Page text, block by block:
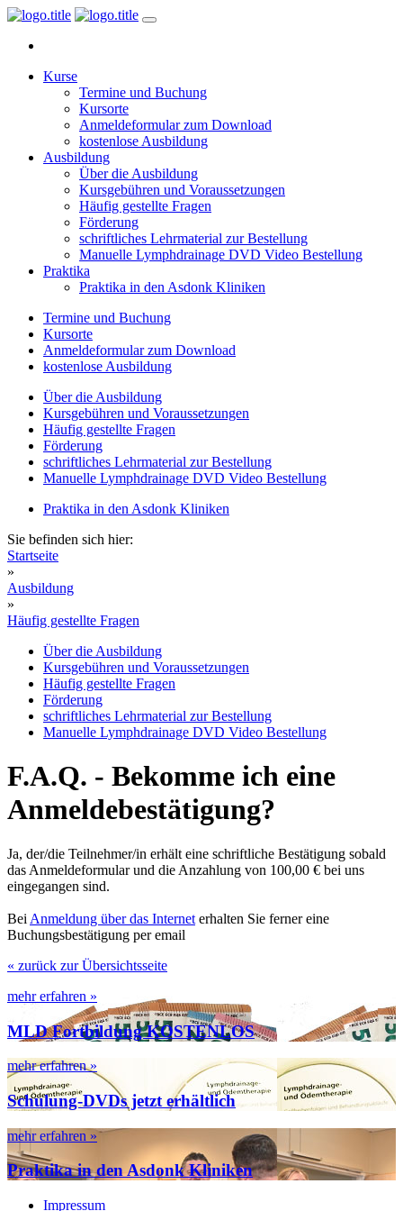
Kurse
Termine und Buchung
Kursorte
Anmeldeformular zum Download
kostenlose Ausbildung
Ausbildung
Über die Ausbildung
Kursgebühren und Voraussetzungen
Häufig gestellte Fragen
Förderung
schriftliches Lehrmaterial zur Bestellung
Manuelle Lymphdrainage DVD Video Bestellung
Praktika
Praktika in den Asdonk Kliniken
Termine und Buchung
Kursorte
Anmeldeformular zum Download
kostenlose Ausbildung
Über die Ausbildung
Kursgebühren und Voraussetzungen
Häufig gestellte Fragen
Förderung
schriftliches Lehrmaterial zur Bestellung
Manuelle Lymphdrainage DVD Video Bestellung
Praktika in den Asdonk Kliniken
Sie befinden sich hier:
Startseite
»
Ausbildung
»
Häufig gestellte Fragen
Über die Ausbildung
Kursgebühren und Voraussetzungen
Häufig gestellte Fragen
Förderung
schriftliches Lehrmaterial zur Bestellung
Manuelle Lymphdrainage DVD Video Bestellung
F.A.Q. - Bekomme ich eine
Anmeldebestätigung?
Ja, der/die Teilnehmer/in erhält eine schriftliche Bestätigung sobald
das Anmeldeformular und die Anzahlung von 100,00 € bei uns
eingegangen sind.
Bei Anmeldung über das Internet erhalten Sie ferner eine
Buchungsbestätigung per email
« zurück zur Übersichtsseite
mehr erfahren »
MLD Fortbildung KOSTENLOS
mehr erfahren »
Schulung-DVDs jetzt erhältlich
mehr erfahren »
Praktika in den Asdonk Kliniken
Impressum